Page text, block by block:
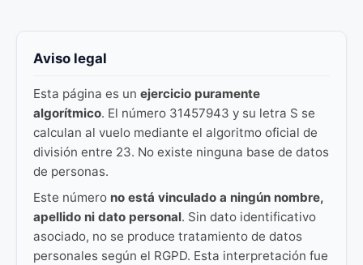
Aviso legal
Esta página es un ejercicio puramente
algorítmico. El número 31457943 y su letra S se
calculan al vuelo mediante el algoritmo oficial de
división entre 23. No existe ninguna base de datos
de personas.
Este número no está vinculado a ningún nombre,
apellido ni dato personal. Sin dato identificativo
asociado, no se produce tratamiento de datos
personales según el RGPD. Esta interpretación fue